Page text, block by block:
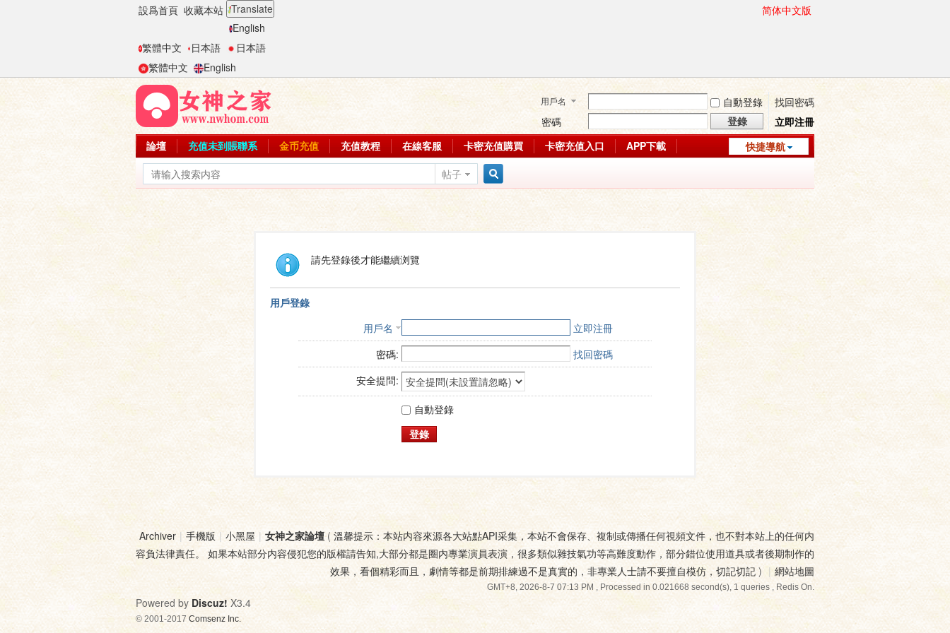
設爲首頁 收藏本站 Translate
English
繁體中文
日本語
日本語
繁體中文
English
简体中文版
用戶名 自動登錄
找回密碼
密碼
登錄
立即注冊
快捷導航
論壇 充值未到賬聯系 金币充值 充值教程 在線客服 卡密充值購買 卡密充值入口
APP下載
帖子
請先登錄後才能繼續浏覽
用戶登錄
用戶名
立即注冊
密碼:
找回密碼
安全提問:
自動登錄
登錄
Archiver | 手機版 | 小黑屋 | 女神之家論壇( 溫馨提示：本站内容來源各大站點API采集，本站不會保存、複制或傳播任何視頻文件，也不對本站上的任何内
容負法律責任。 如果本站部分内容侵犯您的版權請告知,大部分都是圈内專業演員表演，很多類似雜技氣功等高難度動作，部分錯位使用道具或者後期制作的
效果，看個精彩而且，劇情等都是前期排練過不是真實的，非專業人士請不要擅自模仿，切記切記 ) | 網站地圖
GMT+8, 2026-8-7 07:13 PM, Processed in 0.021668 second(s), 1 queries , Redis On.
Powered by Discuz! X3.4
© 2001-2017 Comsenz Inc.